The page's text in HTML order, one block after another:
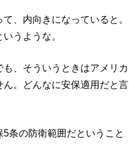
、内向きになっていると。
うような。
、そういうときはアメリカ
。どんなに安保適用だと言
条の防衛範囲だということ